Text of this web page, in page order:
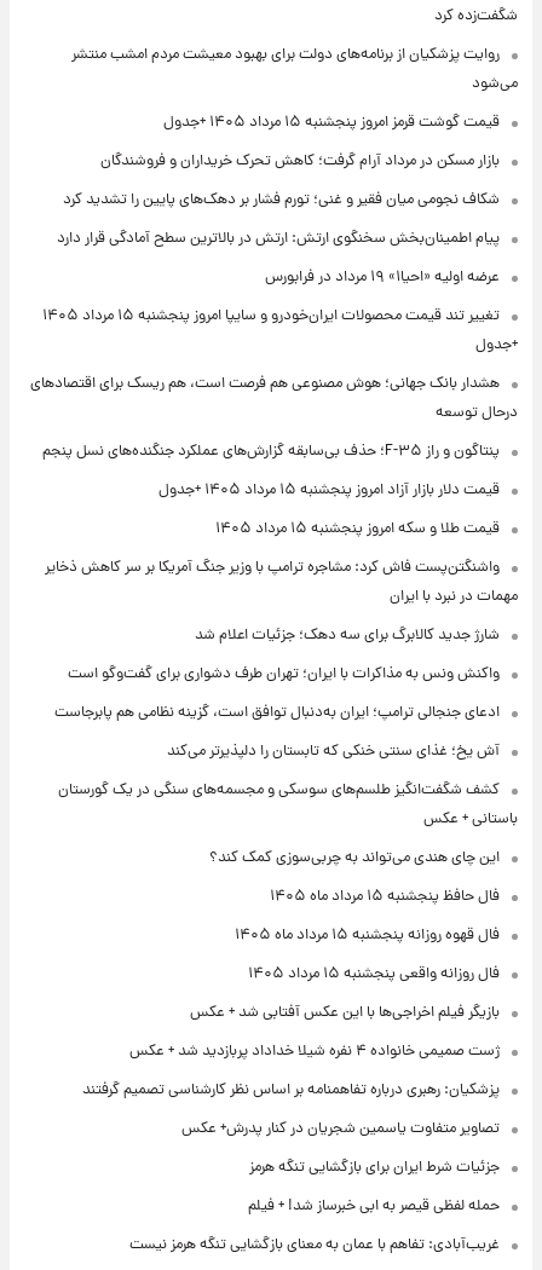
شگفت‌زده کرد
روایت پزشکیان از برنامه‌های دولت برای بهبود معیشت مردم امشب منتشر
می‌شود
قیمت گوشت قرمز امروز پنجشنبه ۱۵ مرداد ۱۴۰۵ +جدول
بازار مسکن در مرداد آرام گرفت؛ کاهش تحرک خریداران و فروشندگان
شکاف نجومی میان فقیر و غنی؛ تورم فشار بر دهک‌های پایین را تشدید کرد
پیام اطمینان‌بخش سخنگوی ارتش: ارتش در بالاترین سطح آمادگی قرار دارد
عرضه اولیه «احیا۱» ۱۹ مرداد در فرابورس
تغییر تند قیمت محصولات ایران‌خودرو و سایپا امروز پنجشنبه ۱۵ مرداد ۱۴۰۵
+جدول
هشدار بانک جهانی؛ هوش مصنوعی هم فرصت است، هم ریسک برای اقتصادهای
درحال توسعه
پنتاگون و راز F-۳۵؛ حذف بی‌سابقه گزارش‌های عملکرد جنگنده‌های نسل پنجم
قیمت دلار بازار آزاد امروز پنجشنبه ۱۵ مرداد ۱۴۰۵ +جدول
قیمت طلا و سکه امروز پنجشنبه ۱۵ مرداد ۱۴۰۵
واشنگتن‌پست فاش کرد: مشاجره ترامپ با وزیر جنگ آمریکا بر سر کاهش ذخایر
مهمات در نبرد با ایران
شارژ جدید کالابرگ برای سه دهک؛ جزئیات اعلام شد
واکنش ونس به مذاکرات با ایران؛ تهران طرف دشواری برای گفت‌وگو است
ادعای جنجالی ترامپ؛ ایران به‌دنبال توافق است، گزینه نظامی هم پابرجاست
آش یخ؛ غذای سنتی خنکی که تابستان را دلپذیرتر می‌کند
کشف شگفت‌انگیز طلسم‌های سوسکی و مجسمه‌های سنگی در یک گورستان
باستانی + عکس
این چای هندی می‌تواند به چربی‌سوزی کمک کند؟
فال حافظ پنجشنبه ۱۵ مرداد ماه ۱۴۰۵
فال قهوه روزانه پنجشنبه ۱۵ مرداد ماه ۱۴۰۵
فال روزانه واقعی پنجشنبه ۱۵ مرداد ۱۴۰۵
بازیگر فیلم اخراجی‌ها با این عکس آفتابی شد + عکس
ژست صمیمی خانواده ۴ نفره شیلا خداداد پربازدید شد + عکس
پزشکیان: رهبری درباره تفاهمنامه بر اساس نظر کارشناسی تصمیم گرفتند
تصاویر متفاوت یاسمین شجریان در کنار پدرش+ عکس
جزئیات شرط ایران برای بازگشایی تنگه هرمز
حمله لفظی قیصر به ابی خبرساز شد! + فیلم
غریب‌آبادی: تفاهم با عمان به معنای بازگشایی تنگه هرمز نیست